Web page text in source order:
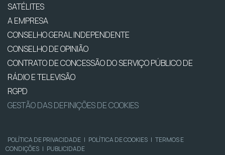
SATÉLITES
A EMPRESA
CONSELHO GERAL INDEPENDENTE
CONSELHO DE OPINIÃO
CONTRATO DE CONCESSÃO DO SERVIÇO PÚBLICO DE
RÁDIO E TELEVISÃO
RGPD
GESTÃO DAS DEFINIÇÕES DE COOKIES
POLÍTICA DE PRIVACIDADE | POLÍTICA DE COOKIES | TERMOS E
CONDIÇÕES | PUBLICIDADE